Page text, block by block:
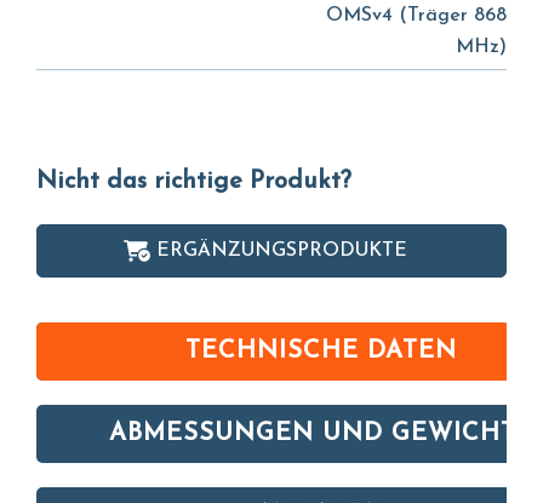
OMSv4 (Träger 868
MHz)
Nicht das richtige Produkt?
ERGÄNZUNGSPRODUKTE
TECHNISCHE DATEN
ABMESSUNGEN UND GEWICHTE